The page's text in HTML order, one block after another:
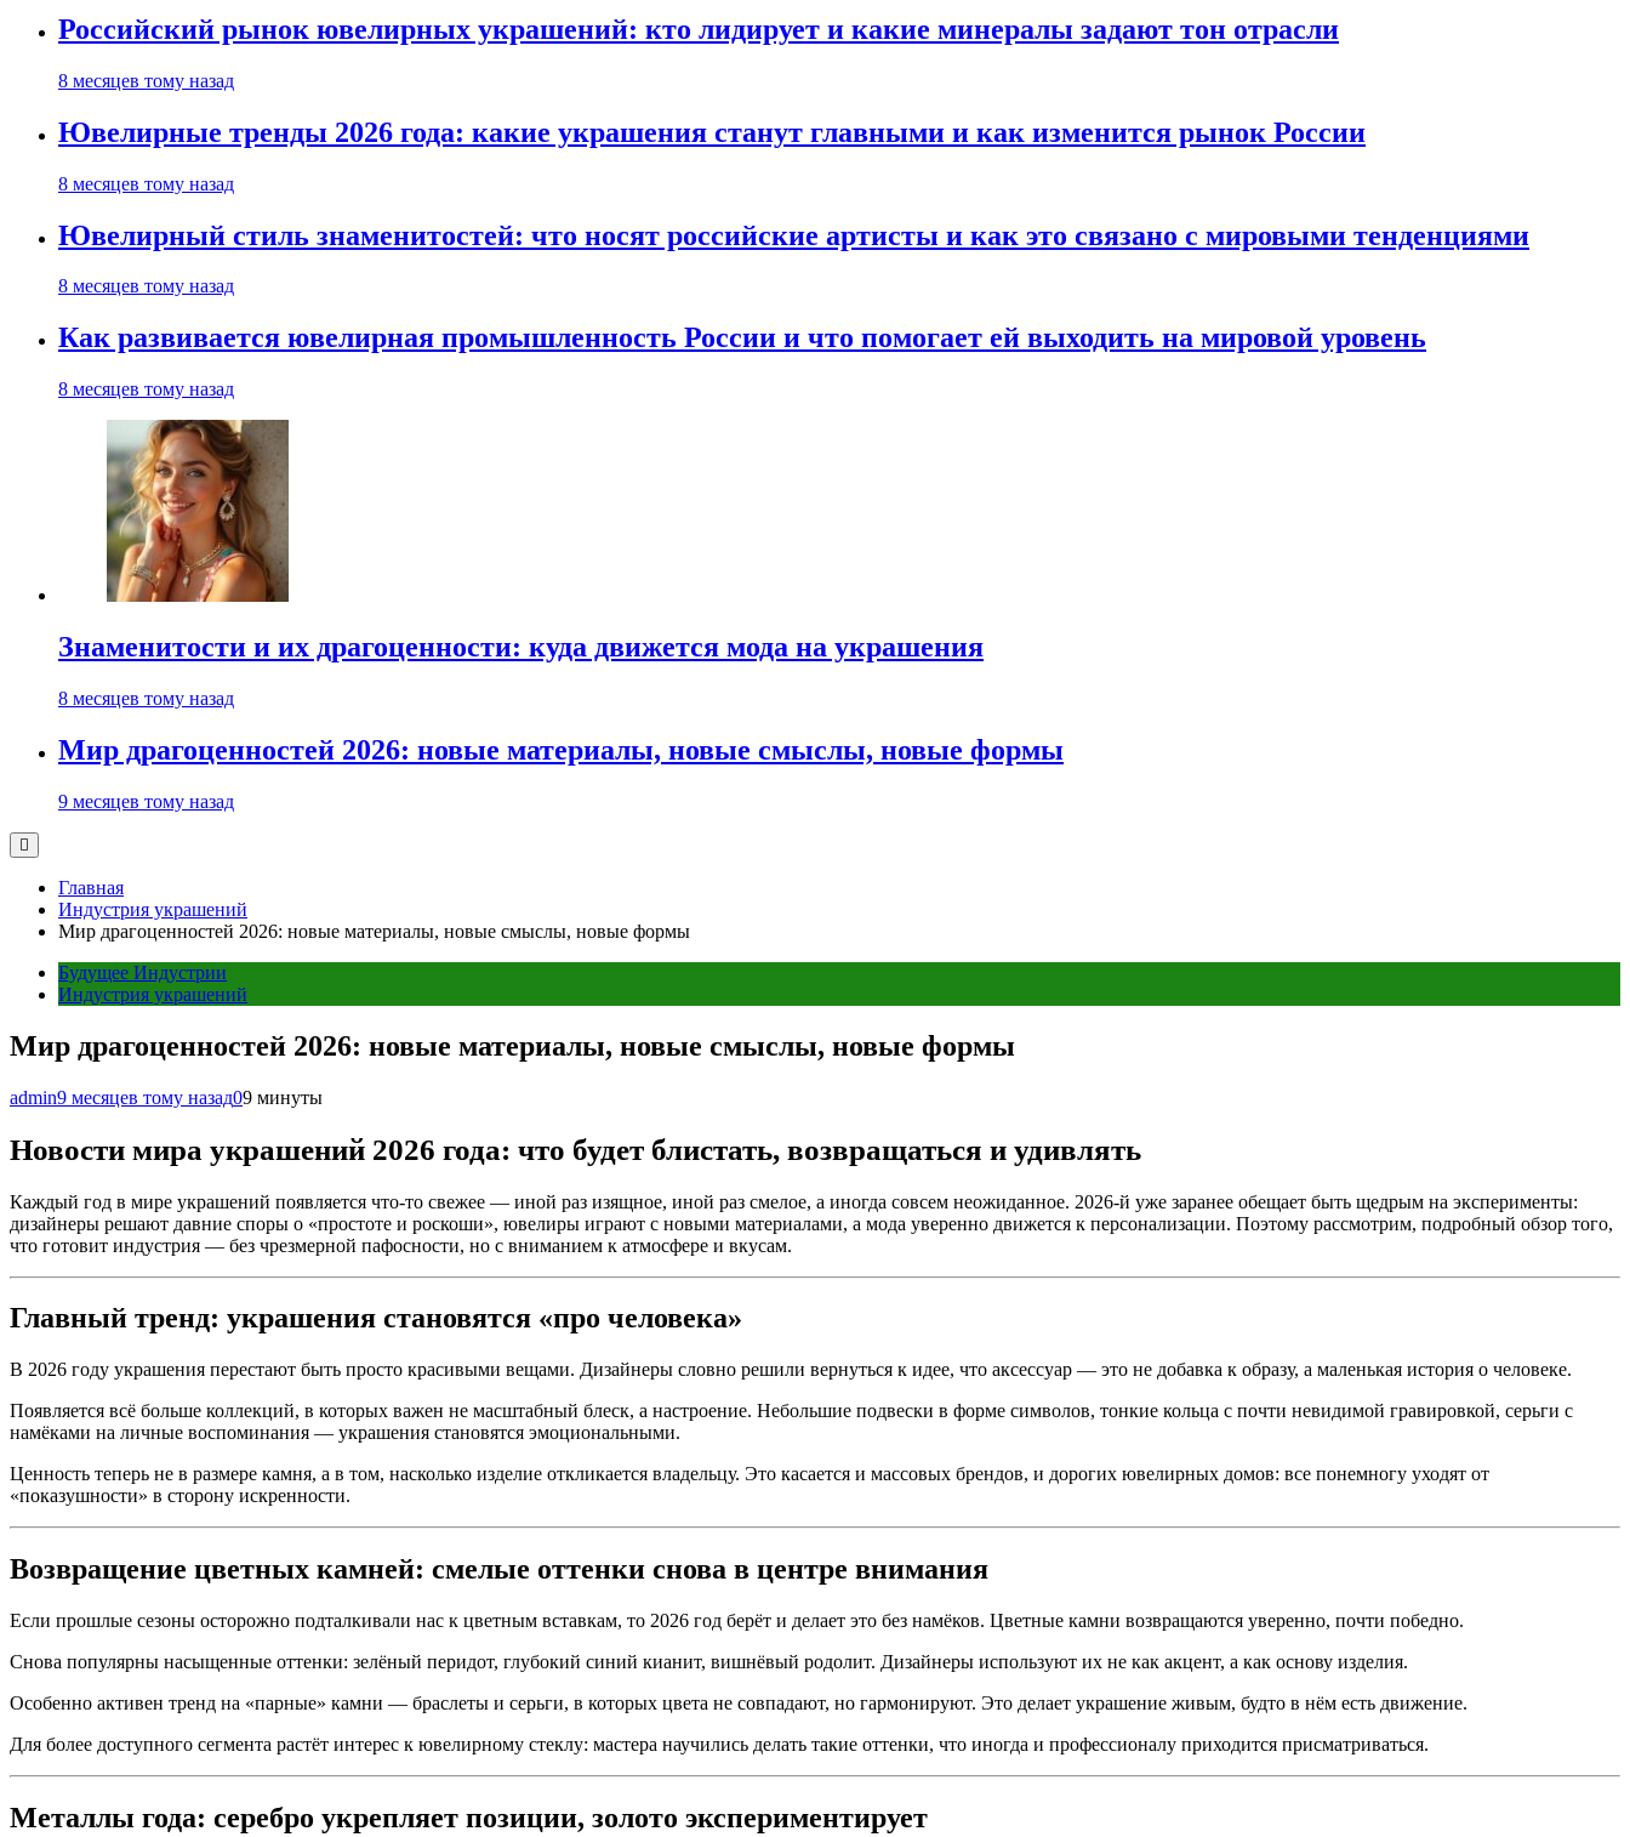
Российский рынок ювелирных украшений: кто лидирует и какие минералы задают тон отрасли
8 месяцев тому назад
Ювелирные тренды 2026 года: какие украшения станут главными и как изменится рынок России
8 месяцев тому назад
Ювелирный стиль знаменитостей: что носят российские артисты и как это связано с мировыми тенденциями
8 месяцев тому назад
Как развивается ювелирная промышленность России и что помогает ей выходить на мировой уровень
8 месяцев тому назад
Знаменитости и их драгоценности: куда движется мода на украшения
8 месяцев тому назад
Мир драгоценностей 2026: новые материалы, новые смыслы, новые формы
9 месяцев тому назад
Главная
Индустрия украшений
Мир драгоценностей 2026: новые материалы, новые смыслы, новые формы
Будущее Индустрии
Индустрия украшений
Мир драгоценностей 2026: новые материалы, новые смыслы, новые формы
admin9 месяцев тому назад09 минуты
Новости мира украшений 2026 года: что будет блистать, возвращаться и удивлять
Каждый год в мире украшений появляется что-то свежее — иной раз изящное, иной раз смелое, а иногда совсем неожиданное. 2026-й уже заранее обещает быть щедрым на эксперименты:
дизайнеры решают давние споры о «простоте и роскоши», ювелиры играют с новыми материалами, а мода уверенно движется к персонализации. Поэтому рассмотрим, подробный обзор того,
что готовит индустрия — без чрезмерной пафосности, но с вниманием к атмосфере и вкусам.
Главный тренд: украшения становятся «про человека»
В 2026 году украшения перестают быть просто красивыми вещами. Дизайнеры словно решили вернуться к идее, что аксессуар — это не добавка к образу, а маленькая история о человеке.
Появляется всё больше коллекций, в которых важен не масштабный блеск, а настроение. Небольшие подвески в форме символов, тонкие кольца с почти невидимой гравировкой, серьги с
намёками на личные воспоминания — украшения становятся эмоциональными.
Ценность теперь не в размере камня, а в том, насколько изделие откликается владельцу. Это касается и массовых брендов, и дорогих ювелирных домов: все понемногу уходят от
«показушности» в сторону искренности.
Возвращение цветных камней: смелые оттенки снова в центре внимания
Если прошлые сезоны осторожно подталкивали нас к цветным вставкам, то 2026 год берёт и делает это без намёков. Цветные камни возвращаются уверенно, почти победно.
Снова популярны насыщенные оттенки: зелёный перидот, глубокий синий кианит, вишнёвый родолит. Дизайнеры используют их не как акцент, а как основу изделия.
Особенно активен тренд на «парные» камни — браслеты и серьги, в которых цвета не совпадают, но гармонируют. Это делает украшение живым, будто в нём есть движение.
Для более доступного сегмента растёт интерес к ювелирному стеклу: мастера научились делать такие оттенки, что иногда и профессионалу приходится присматриваться.
Металлы года: серебро укрепляет позиции, золото экспериментирует